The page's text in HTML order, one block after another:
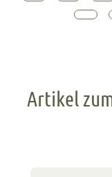
Artikel